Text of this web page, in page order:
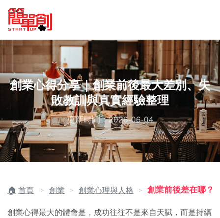
創業心得分享｜創業前後最大差別、失
敗教訓與真實經驗整理
更新時間：2026-06-04
首頁 ＞ 創業 ＞ 創業心理與人格 ＞ 創業前後差在哪？
創業心得最大的體會是，成功往往不是來自天賦，而是持續